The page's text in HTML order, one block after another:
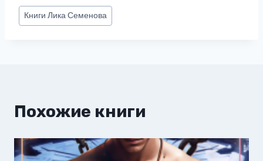
Метки
записи:
КнигиЛика Семенова
Похожие книги